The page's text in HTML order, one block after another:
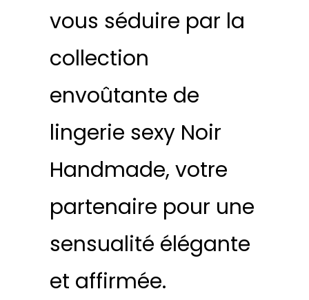
vous séduire par la
collection
envoûtante de
lingerie sexy Noir
Handmade, votre
partenaire pour une
sensualité élégante
et affirmée.